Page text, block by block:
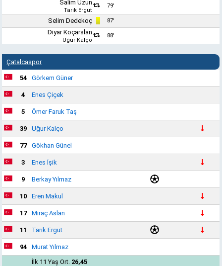
Salim Uzun
Tarık Ergut
79'
Selim Dedekoç 87'
Diyar Koçarslan
Uğur Kalço
88'
Çatalcaspor
54 Görkem Güner
4 Enes Çiçek
5 Ömer Faruk Taş
39 Uğur Kalço
77 Gökhan Günel
3 Enes İşik
9 Berkay Yılmaz
10 Eren Makul
17 Miraç Aslan
11 Tarık Ergut
94
Murat Yılmaz
İlk 11 Yaş Ort. 26,45